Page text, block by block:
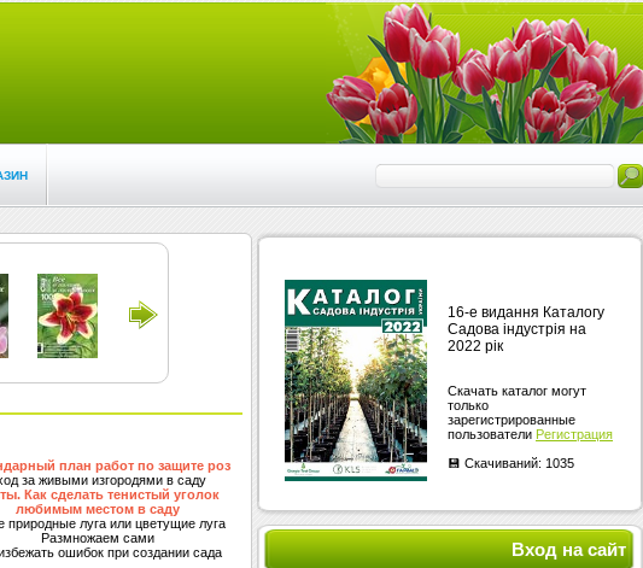
план работ по защите роз
за живыми изгородями в саду
Как сделать тенистый уголок
любимым местом в саду
природные луга или цветущие луга
Размножаем сами
ошибок при создании сада
16-е видання Каталогу
Садова індустрія на
2022 рік
Cкачать каталог могут
только
зарегистрированные
пользователи Регистрация
💾 Скачиваний: 1035
Вход на сайт